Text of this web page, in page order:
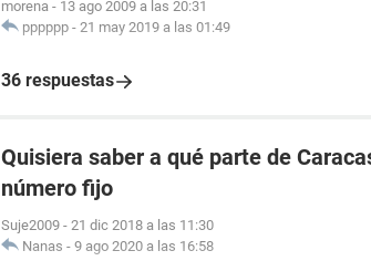
morena - 13 ago 2009 a las 20:31
pppppp - 21 may 2019 a las 01:49
36 respuestas
Quisiera saber a qué parte de
número fijo
Suje2009 - 21 dic 2018 a las 11:30
Nanas - 9 ago 2020 a las 16:58